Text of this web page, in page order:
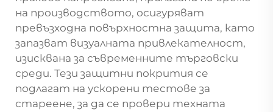
на производството, осигуряват
превъзходна повърхностна защита, като
запазват визуалната привлекателност,
изисквана за съвременните търговски
среди. Тези защитни покрития се
подлагат на ускорени тестове за
стареене, за да се провери техната